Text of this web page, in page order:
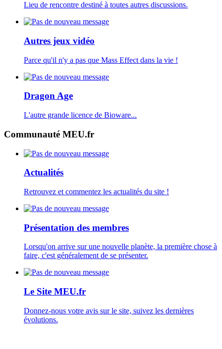
Lieu de rencontre destiné à toutes autres discussions.
Autres jeux vidéo
Parce qu'il n'y a pas que Mass Effect dans la vie !
Dragon Age
L'autre grande licence de Bioware...
Communauté MEU.fr
Actualités
Retrouvez et commentez les actualités du site !
Présentation des membres
Lorsqu'on arrive sur une nouvelle planète, la première chose à
faire, c'est généralement de se présenter.
Le Site MEU.fr
Donnez-nous votre avis sur le site, suivez les dernières
évolutions.